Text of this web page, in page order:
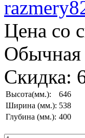
Цена со
Обычная
Скидка:
Высота(мм.):
646
Ширина (мм.): 538
Глубина (мм.): 400